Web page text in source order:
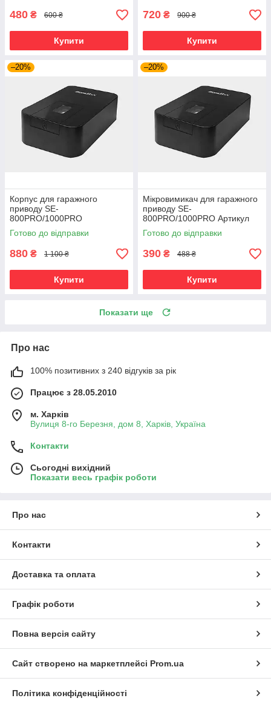
480 ₴ 600 ₴
Купити
720 ₴ 900 ₴
Купити
–20%
Корпус для гаражного
приводу SE-
800PRO/1000PRO
Готово до відправки
880 ₴ 1 100 ₴
Купити
–20%
Мікровимикач для гаражного
приводу SE-
800PRO/1000PRO Артикул
DHG009
Готово до відправки
390 ₴ 488 ₴
Купити
Показати ще
Про нас
100% позитивних з 240 відгуків за рік
Працює з 28.05.2010
м. Харків
Вулиця 8-го Березня, дом 8, Харків, Україна
Контакти
Сьогодні вихідний
Показати весь графік роботи
Про нас
Контакти
Доставка та оплата
Графік роботи
Повна версія сайту
Сайт створено на маркетплейсі Prom.ua
Політика конфіденційності